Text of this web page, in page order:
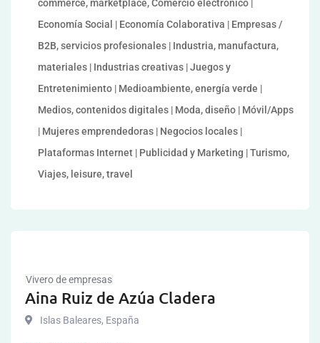
commerce, marketplace, Comercio electrónico |
Economía Social | Economía Colaborativa | Empresas /
B2B, servicios profesionales | Industria, manufactura,
materiales | Industrias creativas | Juegos y
Entretenimiento | Medioambiente, energía verde |
Medios, contenidos digitales | Moda, diseño | Móvil/Apps
| Mujeres emprendedoras | Negocios locales |
Plataformas Internet | Publicidad y Marketing | Turismo,
Viajes, leisure, travel
Vivero de empresas
Aina Ruiz de Azúa Cladera
Islas Baleares, España